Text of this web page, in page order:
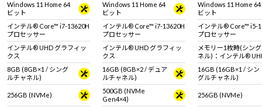
用可能。フルHD液晶搭載の
15.6型ノートPC！
Windows 11 Home 64
ビット
インテル® Core™ i7-13620H
プロセッサー
インテル® UHD グラフィッ
クス
8GB (8GB×1 / シング
ルチャネル)
256GB (NVMe)
ミング視聴など幅広い用途
で活躍する15.6型ノート
PC！
Windows 11 Home 64
ビット
インテル® Core™ i7-13620H
プロセッサー
インテル® UHD グラフィッ
クス
16GB (8GB×2 / デュア
ルチャネル)
500GB (NVMe
Gen4×4)
カメラ搭載で持ち歩
すすめなモデル！
Windows 11 Home 64
ビット
インテル® Core™ i5-
プロセッサー
メモリー1枚時(シン
ネル)：インテル®
フィックス メモリー2
(デュアルチャネル)：
ル® Iris® Xe グラフ
16GB (16GB×1 / シン
グルチャネル)
256GB (NVMe)